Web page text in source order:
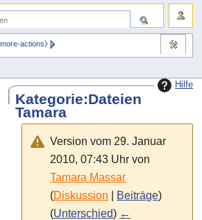
Hilfe
Kategorie:Dateien
Tamara
Version vom 29. Januar
2010, 07:43 Uhr von
Tamara Massar
(Diskussion Beiträge)
(Unterschied) ←
actions⧽